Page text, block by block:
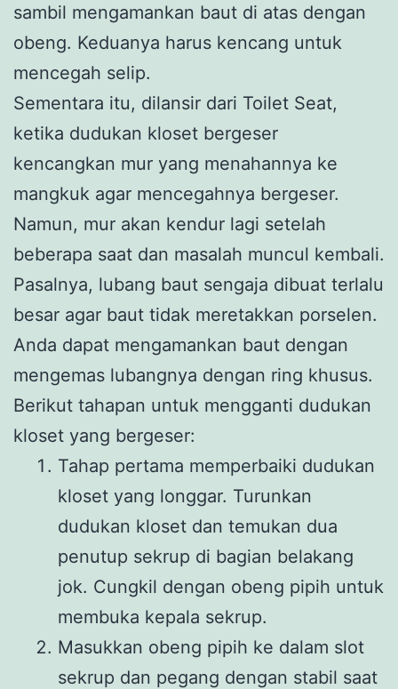
sambil mengamankan baut di atas dengan
obeng. Keduanya harus kencang untuk
mencegah selip.
Sementara itu, dilansir dari Toilet Seat,
ketika dudukan kloset bergeser
kencangkan mur yang menahannya ke
mangkuk agar mencegahnya bergeser.
Namun, mur akan kendur lagi setelah
beberapa saat dan masalah muncul kembali.
Pasalnya, lubang baut sengaja dibuat terlalu
besar agar baut tidak meretakkan porselen.
Anda dapat mengamankan baut dengan
mengemas lubangnya dengan ring khusus.
Berikut tahapan untuk mengganti dudukan
kloset yang bergeser:
Tahap pertama memperbaiki dudukan
kloset yang longgar. Turunkan
dudukan kloset dan temukan dua
penutup sekrup di bagian belakang
jok. Cungkil dengan obeng pipih untuk
membuka kepala sekrup.
Masukkan obeng pipih ke dalam slot
sekrup dan pegang dengan stabil saat